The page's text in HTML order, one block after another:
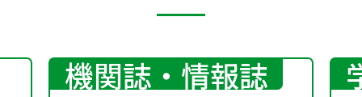
機関誌・情報誌